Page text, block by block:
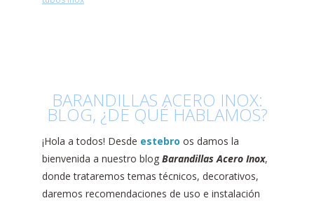
BARANDILLAS ACERO INOX:
BLOG, ¿DE QUÉ HABLAMOS?
¡Hola a todos! Desde estebro os damos la
bienvenida a nuestro blog Barandillas Acero Inox,
donde trataremos temas técnicos, decorativos,
daremos recomendaciones de uso e instalación